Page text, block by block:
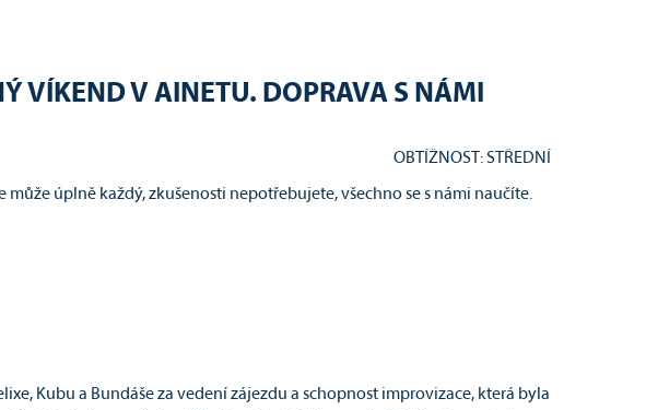
VÍKEND V AINETU. DOPRAVA S NÁMI
OBTÍŽNOST: STŘEDNÍ
úplně každý, zkušenosti nepotřebujete, všechno se s námi naučíte.
Kubu a Bundáše za vedení zájezdu a schopnost improvizace, která byla